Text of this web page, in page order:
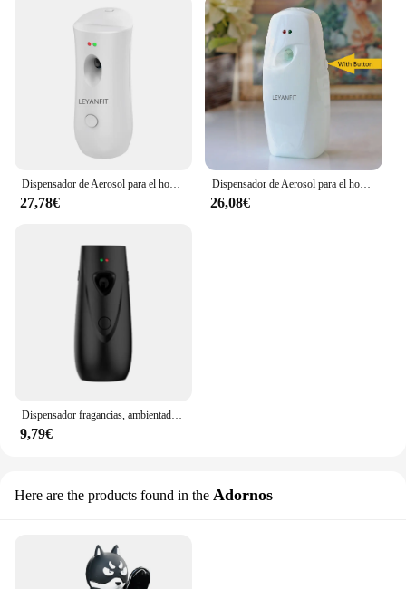
Dispensador de Aerosol para el hogar, ambientador de fragancia, pulverizador, ajustable automático difusor de Aroma, montado en la pared del coche
27,78€
Dispensador de Aerosol para el hogar, ambientador de fragancia, pulverizador, ajustable automático difusor de Aroma, montado en la pared del coche
26,08€
Dispensador fragancias, ambientador, pulverizador Aerosol, difusor Aroma ajustable automático para hogar y coche
9,79€
Here are the products found in the Adornos